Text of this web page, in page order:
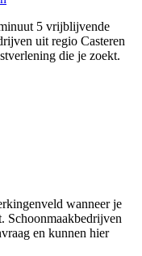
5 vrijblijvende
uit regio Casteren
die je zoekt.
wanneer je
Schoonmaakbedrijven
en kunnen hier